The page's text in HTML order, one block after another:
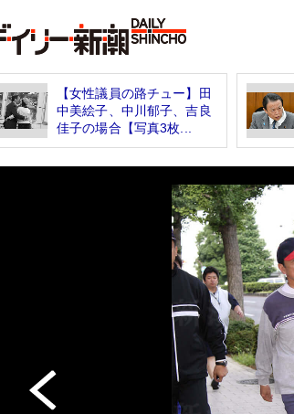
【女性議員の路チュー】田
中美絵子、中川郁子、吉良
佳子の場合【写真3枚...